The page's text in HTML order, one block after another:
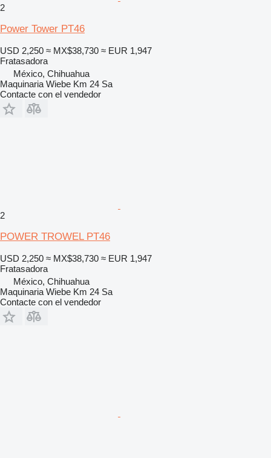
2
Power Tower PT46
USD 2,250 ≈ MX$38,730 ≈ EUR 1,947
Fratasadora
México, Chihuahua
Maquinaria Wiebe Km 24 Sa
Contacte con el vendedor
2
POWER TROWEL PT46
USD 2,250 ≈ MX$38,730 ≈ EUR 1,947
Fratasadora
México, Chihuahua
Maquinaria Wiebe Km 24 Sa
Contacte con el vendedor